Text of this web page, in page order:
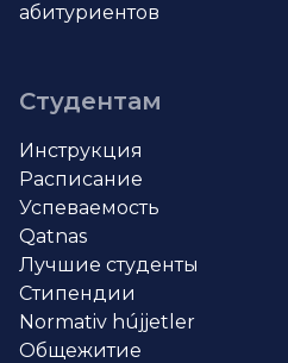
абитуриентов
Студентам
Инструкция
Расписание
Успеваемость
Qatnas
Лучшие студенты
Стипендии
Normativ hújjetler
Общежитие